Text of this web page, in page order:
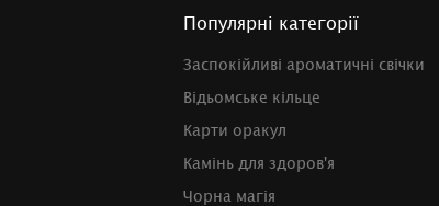
Популярні категорії
Заспокійливі ароматичні свічки
Відьомське кільце
Карти оракул
Камінь для здоров'я
Чорна магія